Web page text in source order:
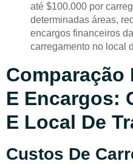
até $100.000 por
determinadas áreas,
encargos financeiros
carregamento no local
Comparação
E Encargos:
E Local De
Custos De